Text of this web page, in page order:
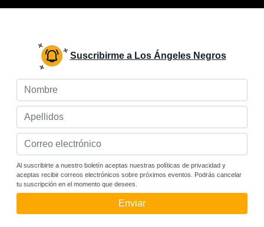
Suscribirme a Los Ángeles Negros
Al suscribirte a nuestro boletín aceptas nuestras políticas de privacidad y
aceptas recibir correos electrónicos sobre próximos eventos. Podrás cancelar
tu suscripción en el momento que desees.
Enviar